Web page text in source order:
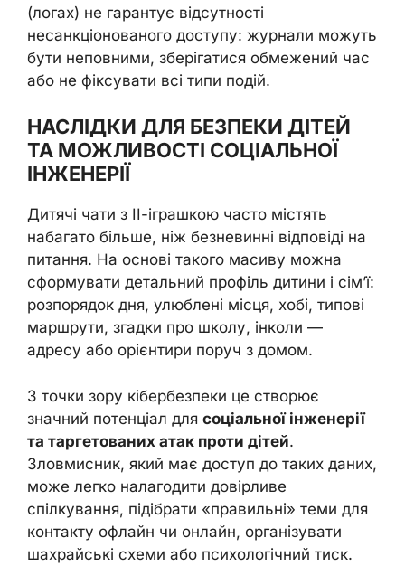
(логах) не гарантує відсутності
несанкціонованого доступу: журнали можуть
бути неповними, зберігатися обмежений час
або не фіксувати всі типи подій.
НАСЛІДКИ ДЛЯ БЕЗПЕКИ ДІТЕЙ
ТА МОЖЛИВОСТІ СОЦІАЛЬНОЇ
ІНЖЕНЕРІЇ
Дитячі чати з ІІ-іграшкою часто містять
набагато більше, ніж безневинні відповіді на
питання. На основі такого масиву можна
сформувати детальний профіль дитини і сім’ї:
розпорядок дня, улюблені місця, хобі, типові
маршрути, згадки про школу, інколи —
адресу або орієнтири поруч з домом.
З точки зору кібербезпеки це створює
значний потенціал для соціальної інженерії
та таргетованих атак проти дітей.
Зловмисник, який має доступ до таких даних,
може легко налагодити довірливе
спілкування, підібрати «правильні» теми для
контакту офлайн чи онлайн, організувати
шахрайські схеми або психологічний тиск.